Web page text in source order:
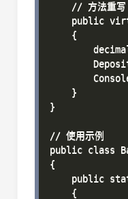
    // 方法重写
public
    {
    }
}
// 使用示例
public class
{
public
    {